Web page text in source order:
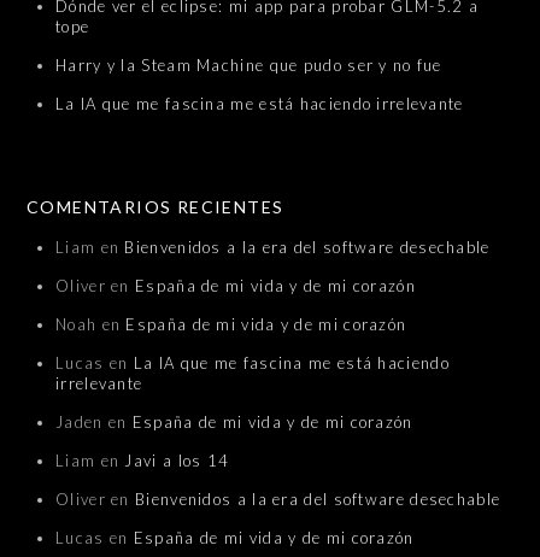
Dónde ver el eclipse: mi app para probar GLM-5.2 a
tope
Harry y la Steam Machine que pudo ser y no fue
La IA que me fascina me está haciendo irrelevante
COMENTARIOS RECIENTES
Liam en Bienvenidos a la era del software desechable
Oliver en España de mi vida y de mi corazón
Noah en España de mi vida y de mi corazón
Lucas en La IA que me fascina me está haciendo
irrelevante
Jaden en España de mi vida y de mi corazón
Liam en Javi a los 14
Oliver en Bienvenidos a la era del software desechable
Lucas en España de mi vida y de mi corazón